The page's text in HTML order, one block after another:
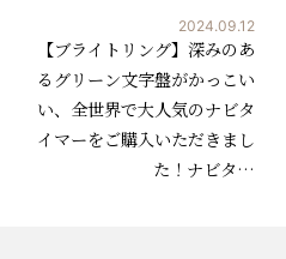
2024.09.12
【ブライトリング】深みのあ
るグリーン文字盤がかっこい
い、全世界で大人気のナビタ
イマーをご購入いただきまし
た！ナビタ…